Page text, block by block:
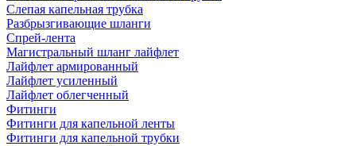
Слепая капельная трубка
Разбрызгивающие шланги
Спрей-лента
Магистральный шланг лайфлет
Лайфлет армированный
Лайфлет усиленный
Лайфлет облегченный
Фитинги
Фитинги для капельной ленты
Фитинги для капельной трубки